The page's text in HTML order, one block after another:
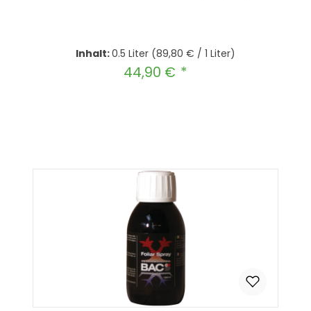
Inhalt:0.5 Liter (89,80 € / 1 Liter)
Regulärer Preis:
44,90 €